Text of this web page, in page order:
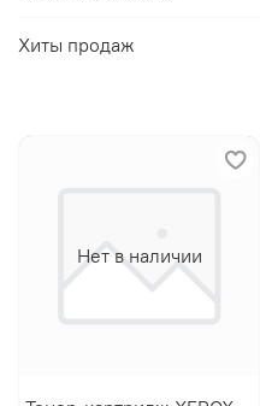
Нет в наличии
Хиты продаж